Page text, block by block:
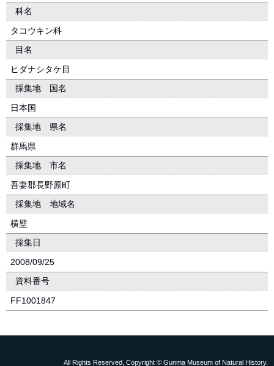
科名
タコウキン科
目名
ヒダナシタケ目
採集地 国名
日本国
採集地 県名
群馬県
採集地 市名
吾妻郡長野原町
採集地 地域名
横壁
採集日
2008/09/25
資料番号
FF1001847
All Rights Reserved, Copyright © Gunma Museum of Natural History.